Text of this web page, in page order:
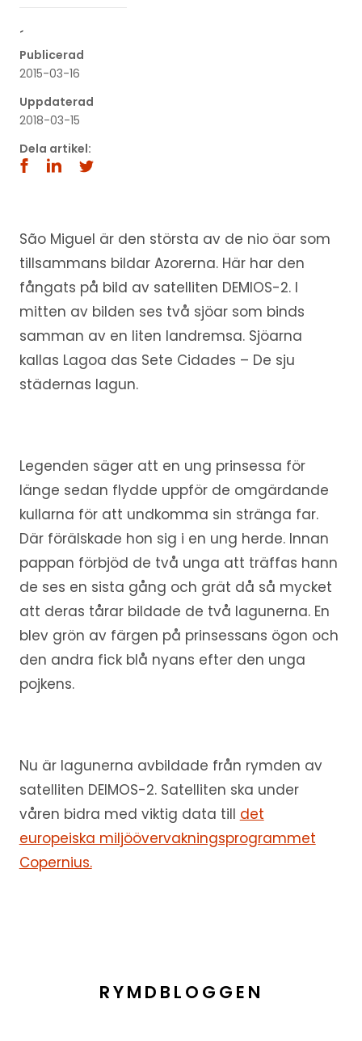
´
Publicerad
2015-03-16
Uppdaterad
2018-03-15
Dela artikel:
São Miguel är den största av de nio öar som
tillsammans bildar Azorerna. Här har den
fångats på bild av satelliten DEMIOS-2. I
mitten av bilden ses två sjöar som binds
samman av en liten landremsa. Sjöarna
kallas Lagoa das Sete Cidades – De sju
städernas lagun.
Legenden säger att en ung prinsessa för
länge sedan flydde uppför de omgärdande
kullarna för att undkomma sin stränga far.
Där förälskade hon sig i en ung herde. Innan
pappan förbjöd de två unga att träffas hann
de ses en sista gång och grät då så mycket
att deras tårar bildade de två lagunerna. En
blev grön av färgen på prinsessans ögon och
den andra fick blå nyans efter den unga
pojkens.
Nu är lagunerna avbildade från rymden av
satelliten DEIMOS-2. Satelliten ska under
våren bidra med viktig data till det
europeiska miljöövervakningsprogrammet
Copernius.
RYMDBLOGGEN